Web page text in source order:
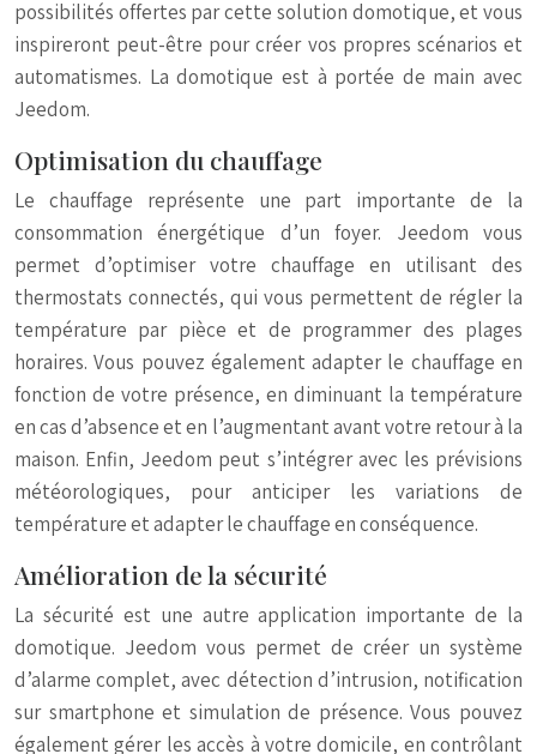
possibilités offertes par cette solution domotique, et vous
inspireront peut-être pour créer vos propres scénarios et
automatismes. La domotique est à portée de main avec
Jeedom.
Optimisation du chauffage
Le chauffage représente une part importante de la
consommation énergétique d’un foyer. Jeedom vous
permet d’optimiser votre chauffage en utilisant des
thermostats connectés, qui vous permettent de régler la
température par pièce et de programmer des plages
horaires. Vous pouvez également adapter le chauffage en
fonction de votre présence, en diminuant la température
en cas d’absence et en l’augmentant avant votre retour à la
maison. Enfin, Jeedom peut s’intégrer avec les prévisions
météorologiques, pour anticiper les variations de
température et adapter le chauffage en conséquence.
Amélioration de la sécurité
La sécurité est une autre application importante de la
domotique. Jeedom vous permet de créer un système
d’alarme complet, avec détection d’intrusion, notification
sur smartphone et simulation de présence. Vous pouvez
également gérer les accès à votre domicile, en contrôlant